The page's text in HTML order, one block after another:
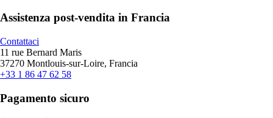
Assistenza post-vendita in Francia
Contattaci
11 rue Bernard Maris
37270 Montlouis-sur-Loire, Francia
+33 1 86 47 62 58
Pagamento sicuro